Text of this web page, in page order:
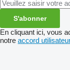
S'abonner
En cliquant ici, vous
notre accord utilisateur